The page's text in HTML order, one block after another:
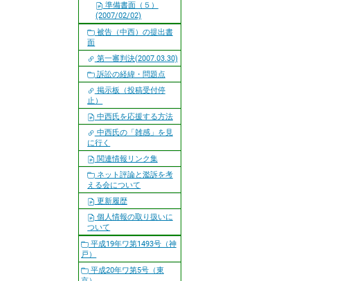
準備書面（５）
(2007/02/02)
被告（中西）の提出書
面
第一審判決(2007.03.30)
訴訟の経緯・問題点
掲示板（投稿受付停
止）
中西氏を応援する方法
中西氏の「雑感」を見
に行く
関連情報リンク集
ネット評論と濫訴を考
える会について
更新履歴
個人情報の取り扱いに
ついて
平成19年ワ第1493号（神
戸）
平成20年ワ第5号（東